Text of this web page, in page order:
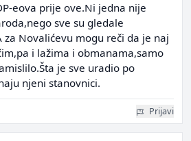
eova prije ove.Ni jedna nije
sve su gledale
za Novalićevu mogu reči da je naj
i lažima i obmanama,samo
je sve uradio po
njeni stanovnici.
Prijavi